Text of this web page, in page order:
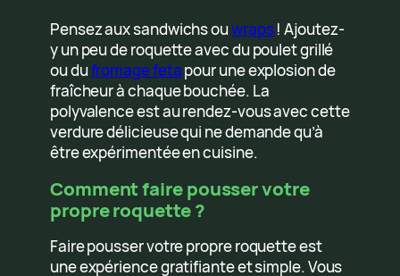
Pensez aux sandwichs ouwraps! Ajoutez-
y un peu de roquette avec du poulet grillé
ou dufromage fetapour une explosion de
fraîcheur à chaque bouchée. La
polyvalence est au rendez-vous avec cette
verdure délicieuse qui ne demande qu’à
être expérimentée en cuisine.
Comment faire pousser votre
propre roquette ?
Faire pousser votre propre roquette est
une expérience gratifiante et simple. Vous